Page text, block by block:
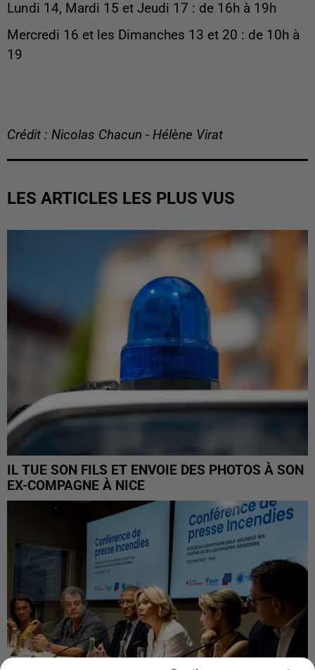
Lundi 14, Mardi 15 et Jeudi 17 : de 16h à 19h
Mercredi 16 et les Dimanches 13 et 20 : de 10h à
19
Crédit : Nicolas Chacun - Hélène Virat
LES ARTICLES LES PLUS VUS
IL TUE SON FILS ET ENVOIE DES PHOTOS À SON
EX-COMPAGNE À NICE